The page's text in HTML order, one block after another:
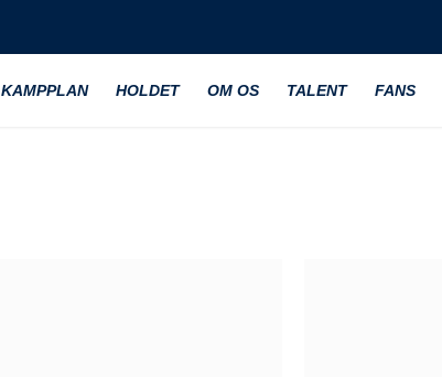
KAMPPLAN HOLDET OM OS TALENT FANS